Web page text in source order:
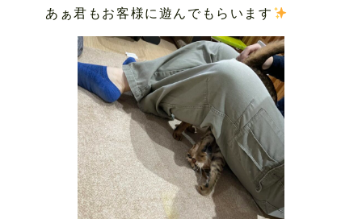
あぁ君もお客様に遊んでもらいます